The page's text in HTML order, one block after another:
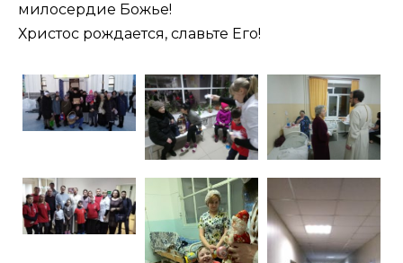
милосердие Божье!
Христос рождается, славьте Его!